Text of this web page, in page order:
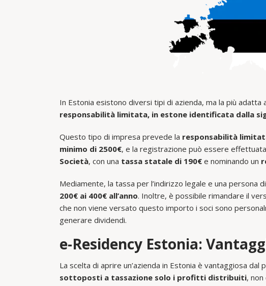
In Estonia esistono diversi tipi di azienda, ma la più adatta
responsabilità limitata, in estone identificata dalla
Questo tipo di impresa prevede la responsabilità
minimo di 2500€, e la registrazione può essere
Società, con una tassa statale di 190€ e nominando un
Mediamente, la tassa per l’indirizzo legale e una persona
200€ ai 400€ all’anno. Inoltre, è possibile rimandare il
che non viene versato questo importo i soci sono
generare dividendi.
e-Residency Estonia:
La scelta di aprire un’azienda in Estonia è vantaggiosa dal
sottoposti a tassazione solo i profitti distribuiti,